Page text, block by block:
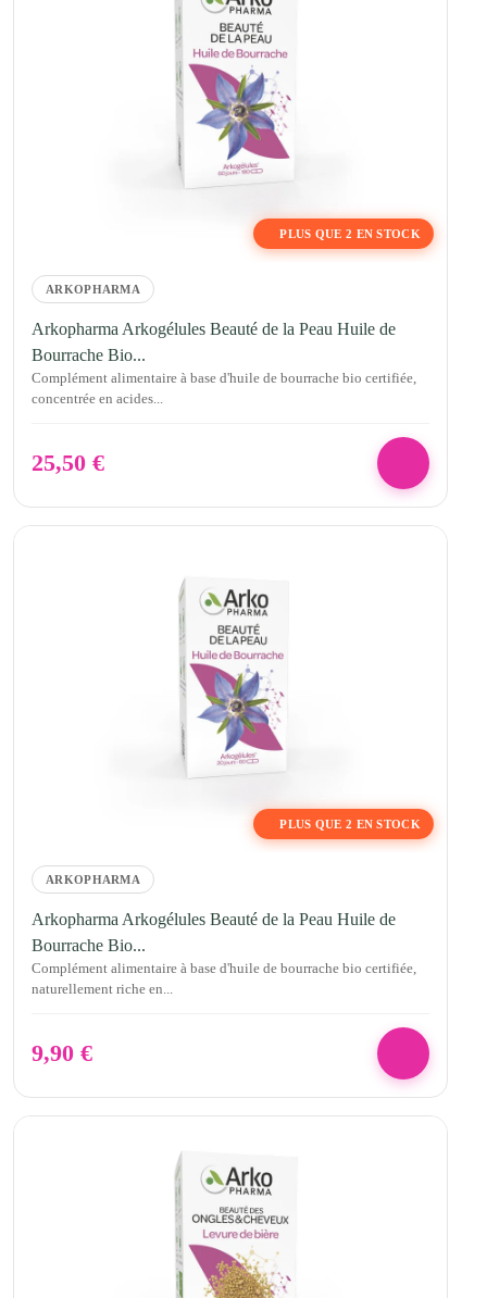
PLUS QUE 2 EN STOCK
ARKOPHARMA
Arkopharma Arkogélules Beauté de la Peau Huile de
Bourrache Bio...
Complément alimentaire à base d'huile de bourrache bio certifiée,
concentrée en acides...
25,50 €
PLUS QUE 2 EN STOCK
ARKOPHARMA
Arkopharma Arkogélules Beauté de la Peau Huile de
Bourrache Bio...
Complément alimentaire à base d'huile de bourrache bio certifiée,
naturellement riche en...
9,90 €